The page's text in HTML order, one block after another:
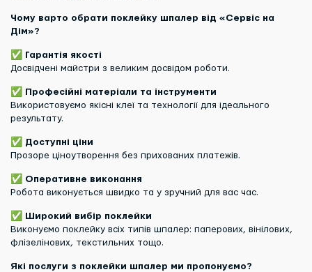
Чому варто обрати поклейку шпалер від «Сервіс на
Дім»?
✅
Гарантія якості
Досвідчені майстри з великим досвідом роботи.
✅
Професійні матеріали та інструменти
Використовуємо якісні клеї та технології для ідеального
результату.
✅ Доступні ціни
Прозоре ціноутворення без прихованих платежів.
✅ Оперативне виконання
Робота виконується швидко та у зручний для вас час.
✅
Широкий вибір поклейки
Виконуємо поклейку всіх типів шпалер: паперових, вінілових,
флізелінових, текстильних тощо.
Які послуги з поклейки шпалер ми пропонуємо?